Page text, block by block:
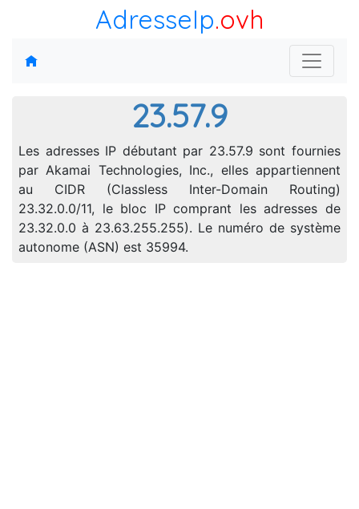
AdresseIp.ovh
23.57.9
Les adresses IP débutant par 23.57.9 sont fournies
par Akamai Technologies, Inc., elles appartiennent
au CIDR (Classless Inter-Domain Routing)
23.32.0.0/11, le bloc IP comprant les adresses de
23.32.0.0 à 23.63.255.255). Le numéro de système
autonome (ASN) est 35994.